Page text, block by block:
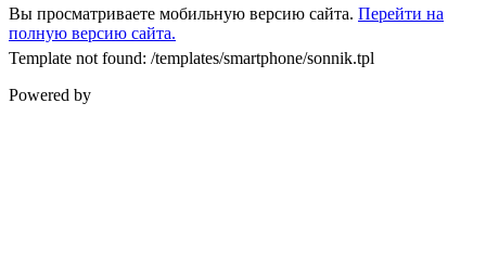
Вы просматриваете мобильную версию сайта. Перейти на
полную версию сайта.
Template not found: /templates/smartphone/sonnik.tpl
Powered by